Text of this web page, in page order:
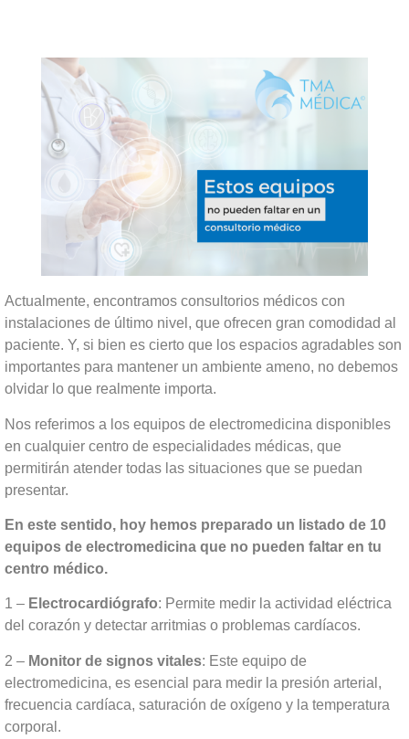
Actualmente, encontramos consultorios médicos con
instalaciones de último nivel, que ofrecen gran comodidad al
paciente. Y, si bien es cierto que los espacios agradables son
importantes para mantener un ambiente ameno, no debemos
olvidar lo que realmente importa.
Nos referimos a los equipos de electromedicina disponibles
en cualquier centro de especialidades médicas, que
permitirán atender todas las situaciones que se puedan
presentar.
En este sentido, hoy hemos preparado un listado de 10
equipos de electromedicina que no pueden faltar en tu
centro médico.
1 – Electrocardiógrafo: Permite medir la actividad eléctrica
del corazón y detectar arritmias o problemas cardíacos.
2 – Monitor de signos vitales: Este equipo de
electromedicina, es esencial para medir la presión arterial,
frecuencia cardíaca, saturación de oxígeno y la temperatura
corporal.